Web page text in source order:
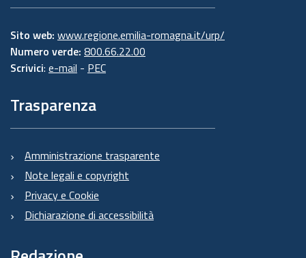
Sito web: www.regione.emilia-romagna.it/urp/
Numero verde: 800.66.22.00
Scrivici: e-mail - PEC
Trasparenza
Amministrazione trasparente
Note legali e copyright
Privacy e Cookie
Dichiarazione di accessibilità